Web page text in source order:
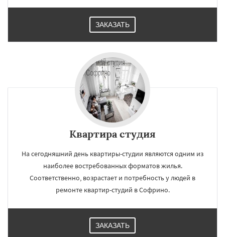
ЗАКАЗАТЬ
Квартира студия
На сегодняшний день квартиры-студии являются одним из
наиболее востребованных форматов жилья.
Соответственно, возрастает и потребность у людей в
ремонте квартир-студий в Софрино.
ЗАКАЗАТЬ